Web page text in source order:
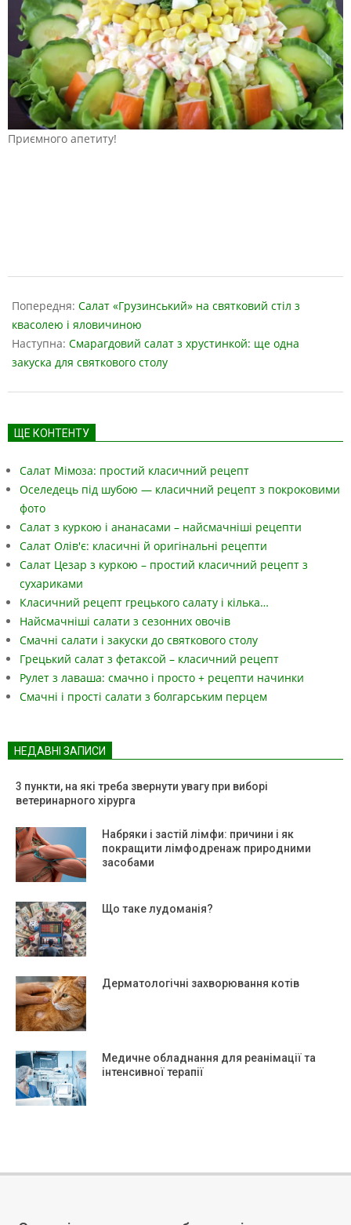
Приємного апетиту!
05-
01
Попередня: Салат «Грузинський» на святковий стіл з
квасолею і яловичиною
Наступна: Смарагдовий салат з хрустинкой: ще одна
закуска для святкового столу
ЩЕ КОНТЕНТУ
Салат Мімоза: простий класичний рецепт
Оселедець під шубою — класичний рецепт з покроковими
фото
Салат з куркою і ананасами – найсмачніші рецепти
Салат Олів'є: класичні й оригінальні рецепти
Салат Цезар з куркою – простий класичний рецепт з
сухариками
Класичний рецепт грецького салату і кілька…
Найсмачніші салати з сезонних овочів
Смачні салати і закуски до святкового столу
Грецький салат з фетаксой – класичний рецепт
Рулет з лаваша: смачно і просто + рецепти начинки
Смачні і прості салати з болгарським перцем
НЕДАВНІ ЗАПИСИ
3 пункти, на які треба звернути увагу при виборі
ветеринарного хірурга
Набряки і застій лімфи: причини і як
покращити лімфодренаж природними
засобами
Що таке лудоманія?
Дерматологічні захворювання котів
Медичне обладнання для реанімації та
інтенсивної терапії